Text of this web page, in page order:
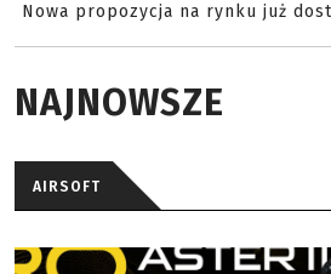
Nowa propozycja na rynku już
NAJNOWSZE
AIRSOFT